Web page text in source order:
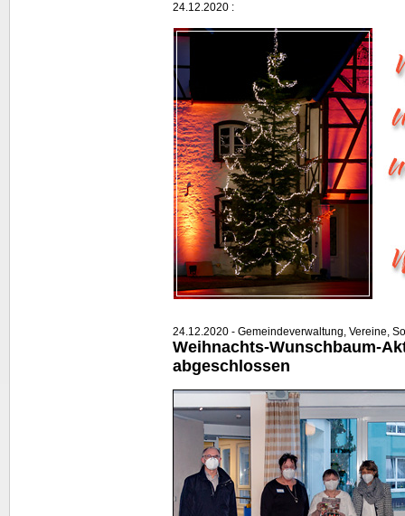
24.12.2020 :
24.12.2020 - Gemeindeverwaltung, Vereine,
Weihnachts-Wunschbaum-
abgeschlossen